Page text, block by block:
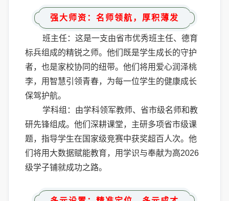
强大师资：名师领航，厚积薄发
班主任：这是一支由省市优秀班主任、德育
标兵组成的精锐之师。他们既是学生成长的守护
者，也是家校协同的纽带。他们将用爱心润泽桃
李，用智慧引领青春，为每一位学生的健康成长
保驾护航。
学科组：由学科领军教师、省市级名师和教
研先锋组成。他们深耕课堂，主研多项省市级课
题，指导学生在国家级竞赛中获奖超百人次。他
们将用大数据赋能教育，用学识与奉献为高2026
级学子铺就成功之路。